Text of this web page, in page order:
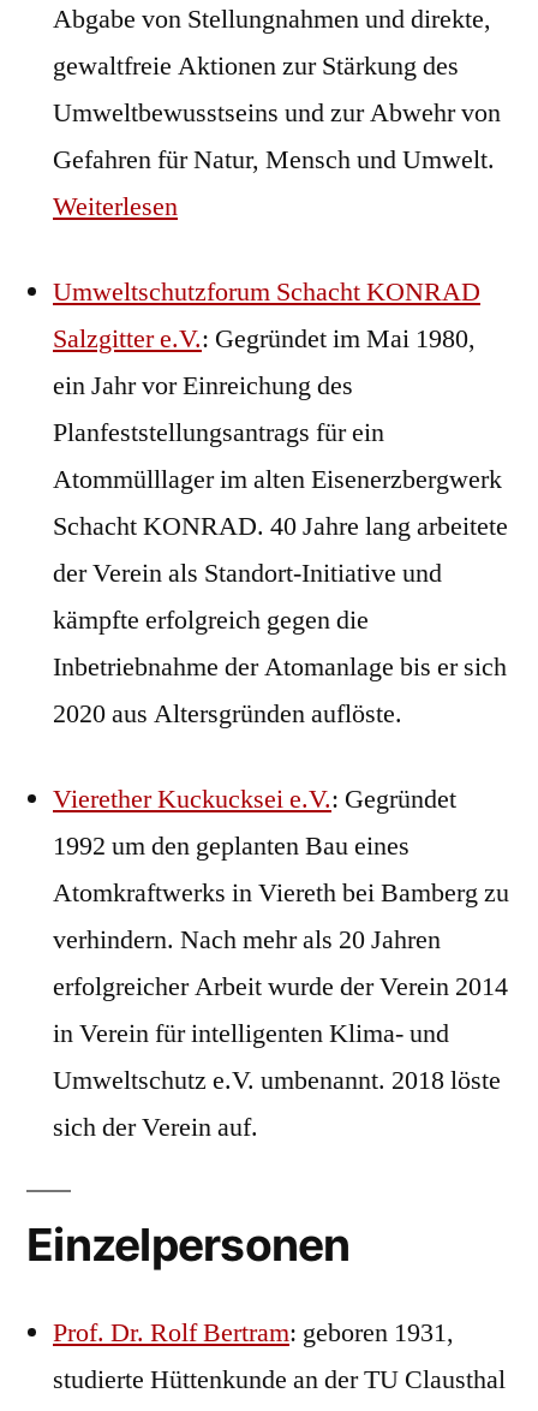
Abgabe von Stellungnahmen und direkte,
gewaltfreie Aktionen zur Stärkung des
Umweltbewusstseins und zur Abwehr von
Gefahren für Natur, Mensch und Umwelt.
Weiterlesen
Umweltschutzforum Schacht KONRAD
Salzgitter e.V.: Gegründet im Mai 1980,
ein Jahr vor Einreichung des
Planfeststellungsantrags für ein
Atommülllager im alten Eisenerzbergwerk
Schacht KONRAD. 40 Jahre lang arbeitete
der Verein als Standort-Initiative und
kämpfte erfolgreich gegen die
Inbetriebnahme der Atomanlage bis er sich
2020 aus Altersgründen auflöste.
Vierether Kuckucksei e.V.: Gegründet
1992 um den geplanten Bau eines
Atomkraftwerks in Viereth bei Bamberg zu
verhindern. Nach mehr als 20 Jahren
erfolgreicher Arbeit wurde der Verein 2014
in Verein für intelligenten Klima- und
Umweltschutz e.V. umbenannt. 2018 löste
sich der Verein auf.
Einzelpersonen
Prof. Dr. Rolf Bertram: geboren 1931,
studierte Hüttenkunde an der TU Clausthal